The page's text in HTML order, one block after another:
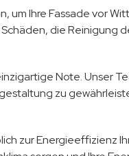
um Ihre Fassade vor
die Reinigung
Note. Unser
zu
zur Energieeffizienz